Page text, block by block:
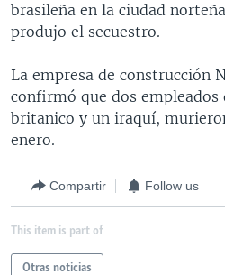
CIENCIA Y SALUD
VISIÓN 360
PANORAMA
AUDIONOTICIAS
ESTADOS UNIDOS AL DÍA
EL MUNDO AL DÍA [RADIO]
FORO [RADIO]
DEPORTIVO INTERNACIONAL
NOTA ECONÓMICA
DOCUMENTALES DE LA VOA
SÍGANOS
brasileña en la ciudad
produjo el secuestro.
La empresa de construcción
confirmó que dos empleados
britanico y un iraquí,
enero.
Compartir Follow us
This item is part of
Otras noticias